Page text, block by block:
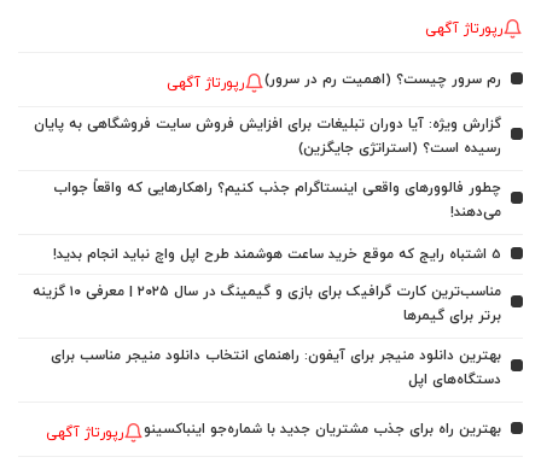
رپورتاژ آگهی
رم سرور چیست؟ (اهمیت رم در سرور) رپورتاژ آگهی
گزارش ویژه: آیا دوران تبلیغات برای افزایش فروش سایت فروشگاهی به پایان
رسیده است؟ (استراتژی جایگزین)
چطور فالوورهای واقعی اینستاگرام جذب کنیم؟ راهکارهایی که واقعاً جواب
می‌دهند!
5 اشتباه رایج که موقع خرید ساعت هوشمند طرح اپل واچ نباید انجام بدید!
مناسب‌ترین کارت گرافیک برای بازی و گیمینگ در سال ۲۰۲۵ | معرفی ۱۰ گزینه
برتر برای گیمرها
بهترین دانلود منیجر برای آیفون: راهنمای انتخاب دانلود منیجر مناسب برای
دستگاه‌های اپل
بهترین راه برای جذب مشتریان جدید با شماره‌جو اینباکسینو رپورتاژ آگهی